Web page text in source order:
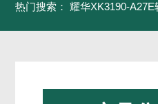
热门搜索： 耀华XK3190-